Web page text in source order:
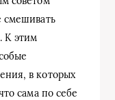
смешивать
К этим
в которых
сама по себе